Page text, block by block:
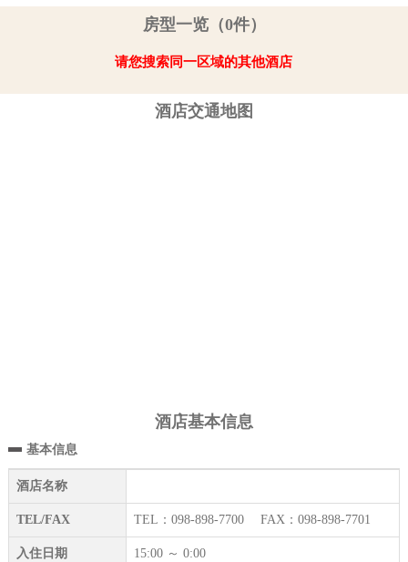
房型一览（0件）
请您搜索同一区域的其他酒店
酒店交通地图
酒店基本信息
基本信息
酒店名称
TEL/FAX TEL：098-898-7700 FAX：098-898-7701
入住日期 15:00 ～ 0:00